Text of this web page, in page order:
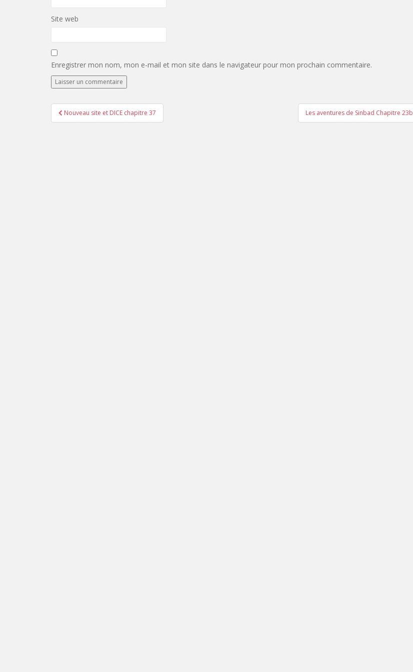
Site web
Enregistrer mon nom, mon e-mail et mon site dans le navigateur pour mon prochain commentaire.
Navigation
de
Nouveau site et DICE chapitre 37 Les aventures de Sinbad Chapitre 23b